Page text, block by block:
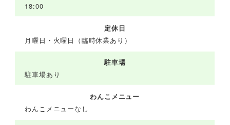
18:00
定休日
月曜日・火曜日（臨時休業あり）
駐車場
駐車場あり
わんこメニュー
わんこメニューなし